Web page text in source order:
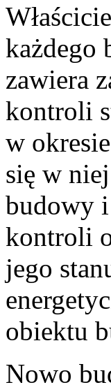
każdego
zawiera
kontroli
w
się w
budowy
kontroli
jego
obiektu
Nowo